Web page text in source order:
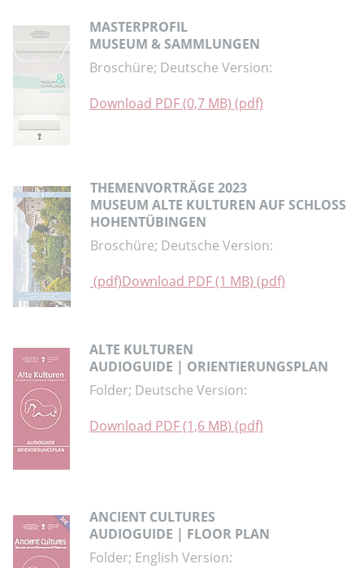
MASTERPROFIL
MUSEUM & SAMMLUNGEN
Broschüre; Deutsche Version:
Download PDF (0,7 MB) (pdf)
THEMENVORTRÄGE 2023
MUSEUM ALTE KULTUREN AUF SCHLOSS
HOHENTÜBINGEN
Broschüre; Deutsche Version:
(pdf)Download PDF (1 MB) (pdf)
ALTE KULTUREN
AUDIOGUIDE | ORIENTIERUNGSPLAN
Folder; Deutsche Version:
Download PDF (1,6 MB) (pdf)
ANCIENT CULTURES
AUDIOGUIDE | FLOOR PLAN
Folder; English Version: